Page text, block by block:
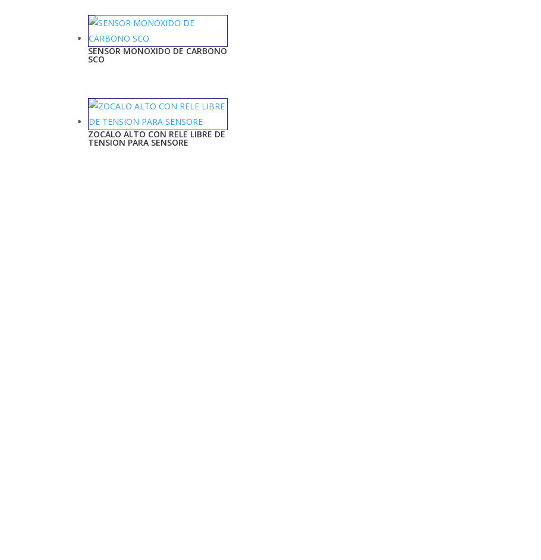
SENSOR MONOXIDO DE CARBONO
SCO
ZOCALO ALTO CON RELE LIBRE DE
TENSION PARA SENSORE